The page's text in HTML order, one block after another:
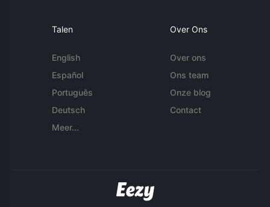
Talen
English
Español
Português
Deutsch
Meer...
Over Ons
Over ons
Ons team
Onze blog
Contact